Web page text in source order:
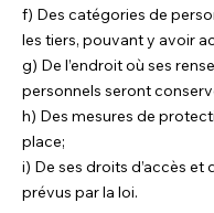
f) Des catégories de
les tiers, pouvant y avoir
g) De l’endroit où ses
personnels seront
h) Des mesures de
place;
i) De ses droits d’accès et
prévus par la loi.